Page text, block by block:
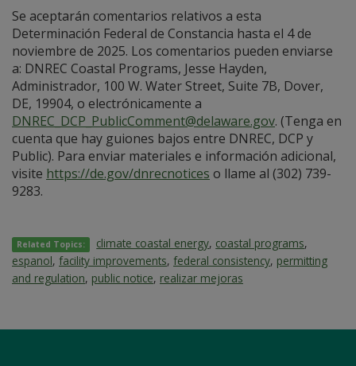
Se aceptarán comentarios relativos a esta
Determinación Federal de Constancia hasta el 4 de
noviembre de 2025. Los comentarios pueden enviarse
a: DNREC Coastal Programs, Jesse Hayden,
Administrador, 100 W. Water Street, Suite 7B, Dover,
DE, 19904, o electrónicamente a
DNREC_DCP_PublicComment@delaware.gov. (Tenga en
cuenta que hay guiones bajos entre DNREC, DCP y
Public). Para enviar materiales e información adicional,
visite https://de.gov/dnrecnotices o llame al (302) 739-
9283.
Related Topics: climate coastal energy, coastal programs,
espanol, facility improvements, federal consistency, permitting
and regulation, public notice, realizar mejoras